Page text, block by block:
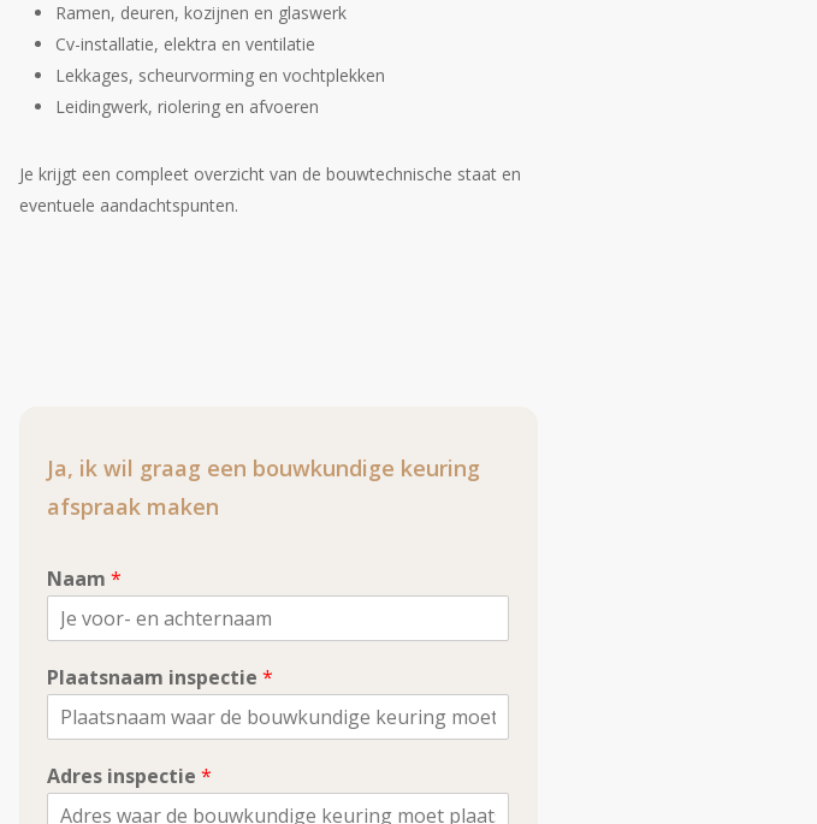
Ramen, deuren, kozijnen en glaswerk
Cv-installatie, elektra en ventilatie
Lekkages, scheurvorming en vochtplekken
Leidingwerk, riolering en afvoeren
Je krijgt een compleet overzicht van de bouwtechnische staat en
eventuele aandachtspunten.
Ja, ik wil graag een bouwkundige keuring
afspraak maken
Naam*
Plaatsnaam inspectie*
Adres inspectie*